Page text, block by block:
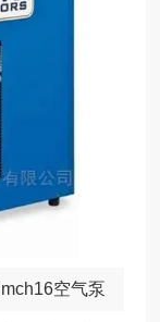
空气泵